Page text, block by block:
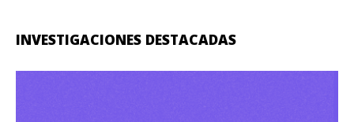
INVESTIGACIONES DESTACADAS